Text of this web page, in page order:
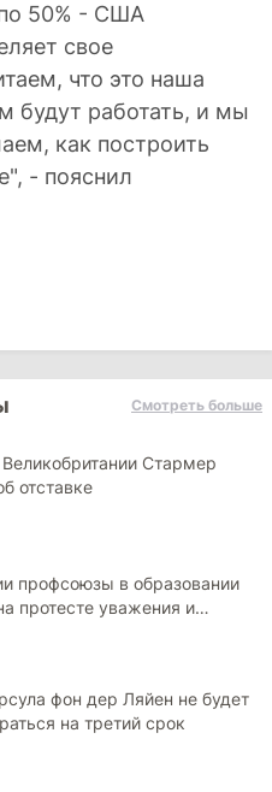
50% - США
свое
что это наша
будут работать, и мы
как построить
- пояснил
Смотреть больше
Стармер
отставке
профсоюзы в образовании
протесте уважения и
зарплат
фон дер Ляйен не будет
на третий срок